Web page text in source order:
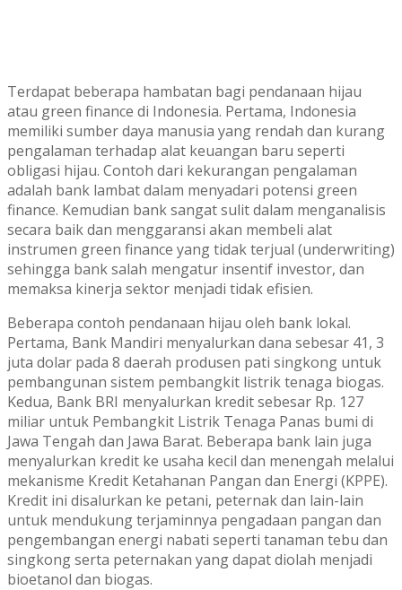
Terdapat beberapa hambatan bagi pendanaan hijau
atau green finance di Indonesia. Pertama, Indonesia
memiliki sumber daya manusia yang rendah dan kurang
pengalaman terhadap alat keuangan baru seperti
obligasi hijau. Contoh dari kekurangan pengalaman
adalah bank lambat dalam menyadari potensi green
finance. Kemudian bank sangat sulit dalam menganalisis
secara baik dan menggaransi akan membeli alat
instrumen green finance yang tidak terjual (underwriting)
sehingga bank salah mengatur insentif investor, dan
memaksa kinerja sektor menjadi tidak efisien.
Beberapa contoh pendanaan hijau oleh bank lokal.
Pertama, Bank Mandiri menyalurkan dana sebesar 41, 3
juta dolar pada 8 daerah produsen pati singkong untuk
pembangunan sistem pembangkit listrik tenaga biogas.
Kedua, Bank BRI menyalurkan kredit sebesar Rp. 127
miliar untuk Pembangkit Listrik Tenaga Panas bumi di
Jawa Tengah dan Jawa Barat. Beberapa bank lain juga
menyalurkan kredit ke usaha kecil dan menengah melalui
mekanisme Kredit Ketahanan Pangan dan Energi (KPPE).
Kredit ini disalurkan ke petani, peternak dan lain-lain
untuk mendukung terjaminnya pengadaan pangan dan
pengembangan energi nabati seperti tanaman tebu dan
singkong serta peternakan yang dapat diolah menjadi
bioetanol dan biogas.